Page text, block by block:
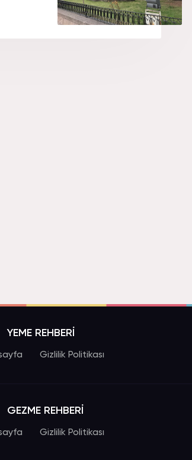
YEME REHBERİ
Gizlilik Politikası
GEZME REHBERİ
Gizlilik Politikası